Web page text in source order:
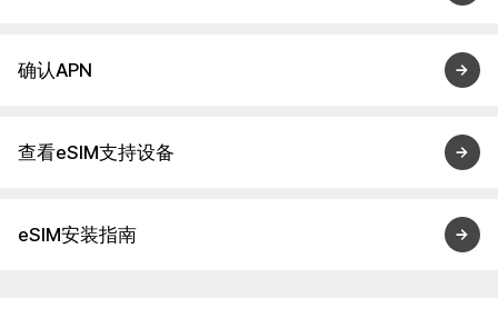
确认APN
查看eSIM支持设备
eSIM安装指南